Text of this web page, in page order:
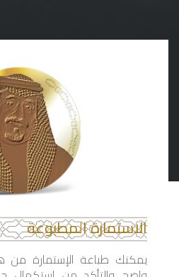
الاستمارة المطبوعة
يمكنك طباعة الإستمارة من